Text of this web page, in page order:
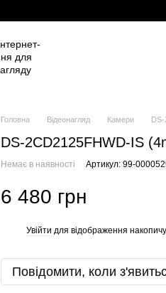
Головна Відеонагляд Камери
DS-2CD2125FHWD-IS
Немає в наявності Артикул: 99-
6 480 грн
Увійти для відображення
Повідомити, коли